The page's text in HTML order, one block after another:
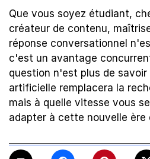
Que vous soyez étudiant,
créateur de contenu,
réponse conversationnel
c'est un avantage
question n'est plus de
artificielle remplacera la
mais à quelle vitesse vous
adapter à cette nouvelle ère